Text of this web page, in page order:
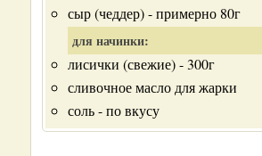
сыр (чеддер) - примерно 80г
для начинки:
лисички (свежие) - 300г
сливочное масло для жарки
соль - по вкусу